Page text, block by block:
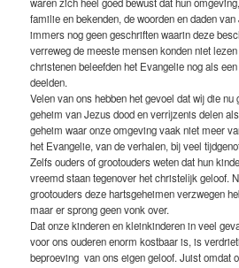
waren zich heel goed bewust dat hun
familie en bekenden, de woorden en daden
immers nog geen geschriften waarin deze
verreweg de meeste mensen konden niet
christenen beleefden het Evangelie nog als
deelden.
Velen van ons hebben het gevoel dat wij die
geheim van Jezus dood en verrijzenis delen
geheim waar onze omgeving vaak niet meer
het Evangelie, van de verhalen, bij veel
Zelfs ouders of grootouders weten dat hun
vreemd staan tegenover het christelijk geloof.
grootouders deze hartsgeheimen verzwegen
maar er sprong geen vonk over.
Dat onze kinderen en kleinkinderen in veel
voor ons ouderen enorm kostbaar is, is
beproeving van ons eigen geloof. Juist omdat